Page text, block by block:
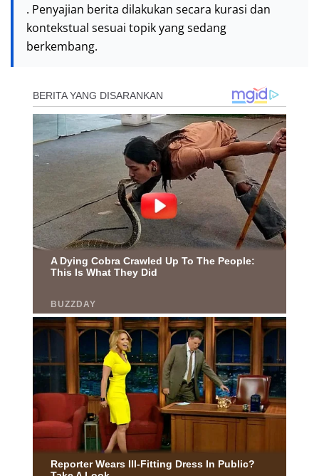
. Penyajian berita dilakukan secara kurasi dan
kontekstual sesuai topik yang sedang
berkembang.